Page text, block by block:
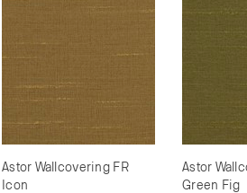
Astor Wallcovering FR
Icon
Astor
Green Fig